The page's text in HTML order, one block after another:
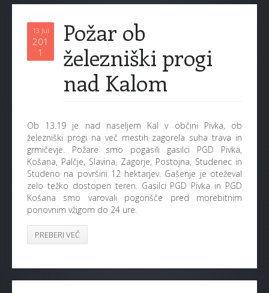
13 Jul
201
1
Požar ob
železniški progi
nad Kalom
Ob 13.19 je nad naseljem Kal v občini Pivka, ob
železniški progi na več mestih zagorela suha trava in
grmičevje. Požare smo pogasili gasilci PGD Pivka,
Košana, Palčje, Slavina, Zagorje, Postojna, Studenec in
Studeno na površini 12 hektarjev. Gašenje je oteževal
zelo težko dostopen teren. Gasilci PGD Pivka in PGD
Košana smo varovali pogorišče pred morebitnim
ponovnim vžigom do 24 ure.
PREBERI VEČ